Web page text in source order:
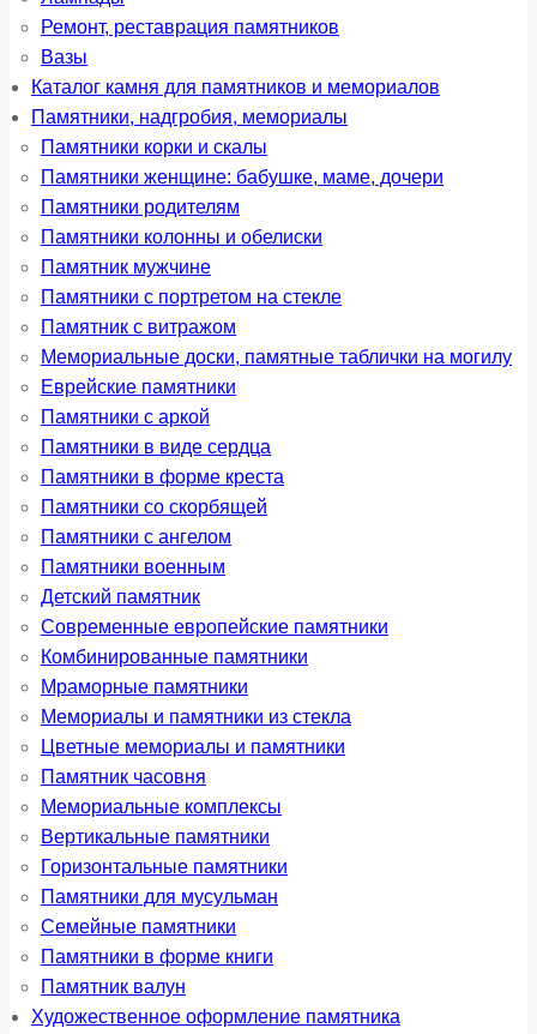
Ремонт, реставрация памятников
Вазы
Каталог камня для памятников и мемориалов
Памятники, надгробия, мемориалы
Памятники корки и скалы
Памятники женщине: бабушке, маме, дочери
Памятники родителям
Памятники колонны и обелиски
Памятник мужчине
Памятники с портретом на стекле
Памятник с витражом
Мемориальные доски, памятные таблички на могилу
Еврейские памятники
Памятники с аркой
Памятники в виде сердца
Памятники в форме креста
Памятники со скорбящей
Памятники с ангелом
Памятники военным
Детский памятник
Современные европейские памятники
Комбинированные памятники
Мраморные памятники
Мемориалы и памятники из стекла
Цветные мемориалы и памятники
Памятник часовня
Мемориальные комплексы
Вертикальные памятники
Горизонтальные памятники
Памятники для мусульман
Семейные памятники
Памятники в форме книги
Памятник валун
Художественное оформление памятника